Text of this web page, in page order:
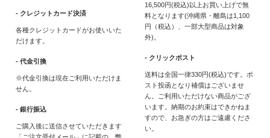
- クレジットカード決済
各種クレジットカードがお使いいた
だけます。
- 代金引換
※代金引換は現在ご利用いただけま
せん。
- 銀行振込
ご購入後に送信させていただきます
16,500円(税込)以上お買い上げで無
料となります(沖縄県・離島は1,100
円（税込）、一部大型商品は対象
外)。
- クリックポスト
送料は全国一律330円(税込)です。ポ
スト投函となり補償はございませ
ん。ご利用いただけない商品がござ
います。納期のお約束はできかねま
すので、お急ぎの方はご遠慮くださ
い。